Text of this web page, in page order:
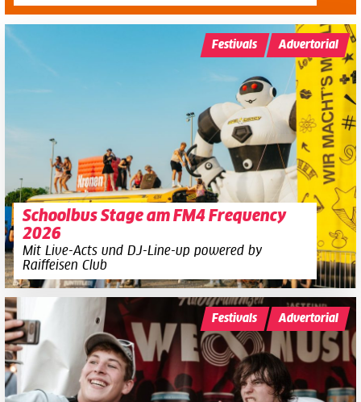
Schoolbus Stage am FM4 Frequency
2026
Mit Live-Acts und DJ-Line-up powered by
Raiffeisen Club
Festivals Advertorial
Festivals Advertorial